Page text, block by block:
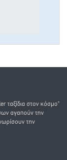
ταξίδια στον κόσμο"
αγαπούν την
την